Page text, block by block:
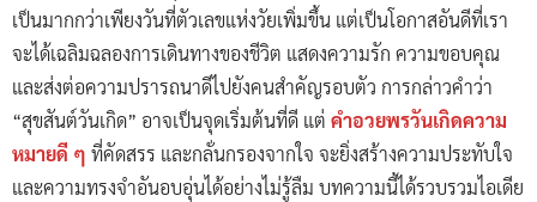
เป็นมากกว่าเพียงวันที่ตัวเลขแห่งวัยเพิ่มขึ้น แต่เป็นโอกาสอันดีที่เรา
จะได้เฉลิมฉลองการเดินทางของชีวิต แสดงความรัก ความขอบคุณ
และส่งต่อความปรารถนาดีไปยังคนสำคัญรอบตัว การกล่าวคำว่า
“สุขสันต์วันเกิด” อาจเป็นจุดเริ่มต้นที่ดี แต่ คำอวยพรวันเกิดความ
หมายดี ๆ ที่คัดสรร และกลั่นกรองจากใจ จะยิ่งสร้างความประทับใจ
และความทรงจำอันอบอุ่นได้อย่างไม่รู้ลืม บทความนี้ได้รวบรวมไอเดีย